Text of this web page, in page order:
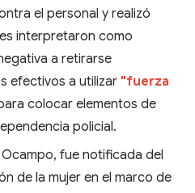
el personal y realizó
interpretaron como
a retirarse
efectivos a utilizar "fuerza
colocar elementos de
policial.
fue notificada del
de la mujer en el marco de